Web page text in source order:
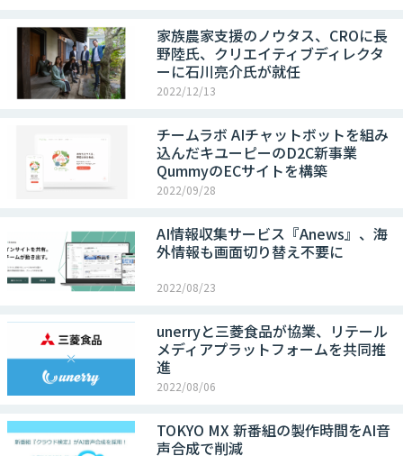
家族農家支援のノウタス、CROに長
野陸氏、クリエイティブディレクタ
ーに石川亮介氏が就任
2022/12/13
チームラボ AIチャットボットを組み
込んだキユーピーのD2C新事業
QummyのECサイトを構築
2022/09/28
AI情報収集サービス『Anews』、海
外情報も画面切り替え不要に
2022/08/23
unerryと三菱食品が協業、リテール
メディアプラットフォームを共同推
進
2022/08/06
TOKYO MX 新番組の製作時間をAI音
声合成で削減